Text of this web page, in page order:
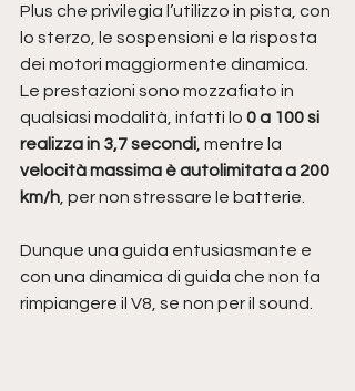
Plus che privilegia l’utilizzo in pista, con
lo sterzo, le sospensioni e la risposta
dei motori maggiormente dinamica.
Le prestazioni sono mozzafiato in
qualsiasi modalità, infatti lo 0 a 100 si
realizza in 3,7 secondi , mentre la
velocità massima è autolimitata a 200
km/h , per non stressare le batterie.
Dunque una guida entusiasmante e
con una dinamica di guida che non fa
rimpiangere il V8, se non per il sound.